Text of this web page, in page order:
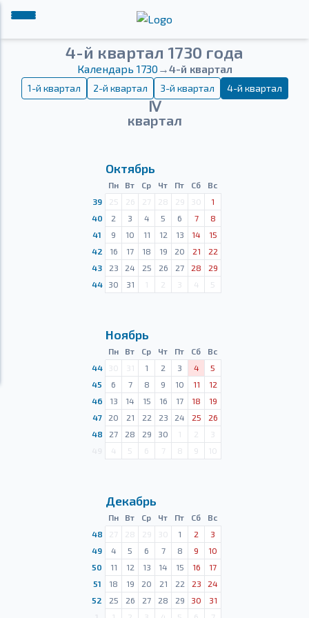
4-й квартал 1730 года
Календарь 1730→4-й квартал
1-й квартал 2-й квартал 3-й квартал 4-й квартал
Ⅳ
квартал
Октябрь
Пн Вт Ср Чт Пт Сб
Вс
39
25 26 27 28 29 30
1
40
2 3 4 5 6 7
8
41
9 10 11 12 13 14
15
42
16 17 18 19 20 21
22
43
23 24 25 26 27 28
29
44
30 31 1 2 3 4 5
Ноябрь
Пн Вт Ср Чт Пт Сб
Вс
44
30 31 1 2 3 4
5
45
6 7 8 9 10 11
12
46
13 14 15 16 17 18
19
47
20 21 22 23 24 25
26
48
27 28 29 30 1 2
3
4 5 6 7 8 9 10
Декабрь
Пн Вт Ср Чт Пт Сб
Вс
48
27 28 29 30 1 2
3
49
4 5 6 7 8 9
10
50
11 12 13 14 15 16
17
51
18 19 20 21 22 23
24
52
25 26 27 28 29 30
31